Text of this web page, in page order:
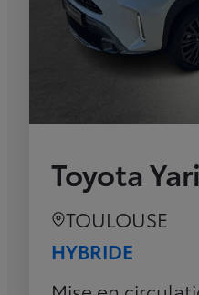
Toyota
TOULOUSE
HYBRIDE